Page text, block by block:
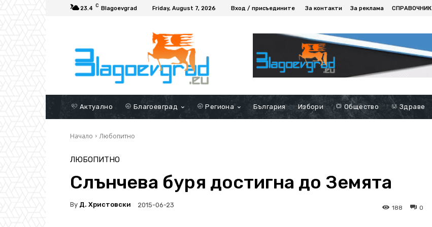
23.4 C Blagoevgrad Friday, August 7, 2026 Вход / присъедините За контакти За реклама СПРАВОЧНИК
Актуално Благоевград Региона България Избори Общество Здраве
Начало Любопитно
ЛЮБОПИТНО
Слънчева буря достигна до Земята
By Д. Христовски 2015-06-23 0
188